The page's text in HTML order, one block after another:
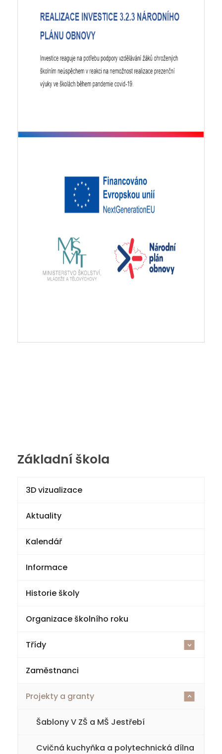
Základní škola
3D vizualizace
Aktuality
Kalendář
Informace
Historie školy
Organizace školního roku
Třídy <
2025-26
1. třída
2. třída
3. třída
Zaměstnanci
Projekty a granty <
Šablony V ZŠ a MŠ Jestřebí
Cvičná kuchyňka a polytechnická dílna